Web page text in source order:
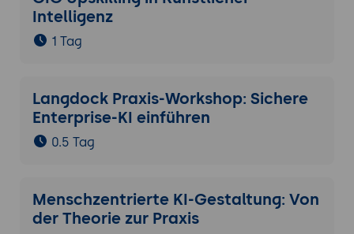
Intelligenz
1 Tag
Langdock Praxis-Workshop: Sichere
Enterprise-KI einführen
0.5 Tag
Menschzentrierte KI-Gestaltung: Von
der Theorie zur Praxis